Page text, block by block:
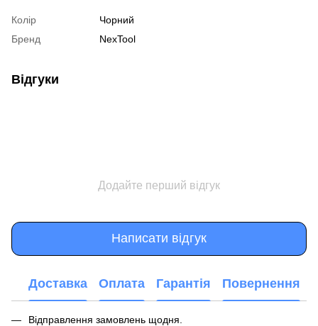
Колір
Чорний
Бренд
NexTool
Відгуки
Додайте перший відгук
Написати відгук
Доставка Оплата Гарантія Повернення
Відправлення замовлень щодня.